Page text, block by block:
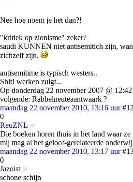
Nee hoe noem je het dan?!
"kritiek op zionisme" zeker?
saudi KUNNEN niet antisemitich zijn,
zichzelf zijn.
antisemitime is typisch westers..
Shit! werken zuigt...
Op donderdag 22 november 2007 @
volgende: Rabbelneuteaantwaark ?
maandag 22 november 2010, 13:16 uur #12
0
ReuZNL
Die boeken horen thuis in het land waar ze
mij mag al het geloof-gerelateerde
maandag 22 november 2010, 13:17 uur
0
Jazoist
schone schijn